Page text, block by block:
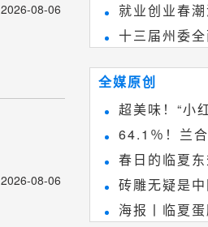
2026-08-06
2026-08-06
雕刻艺术，它
和建筑装饰艺
为中国建筑史
就业创业春潮
十三届州委
第八次会议召开
全媒原创
超美味！“小
不能错过~
64.1％！兰
速推进
春日的临夏
春花烂漫
砖雕无疑是
雕刻艺术，它
海报丨临夏